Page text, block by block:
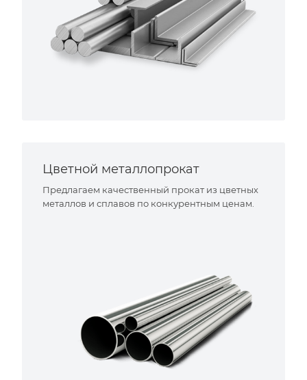
Цветной металлопрокат
Предлагаем качественный прокат из цветных
металлов и сплавов по конкурентным ценам.